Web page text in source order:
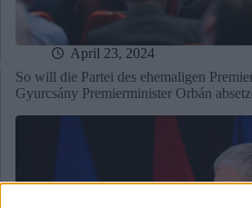
April 23, 2024
So will die Partei des ehemaligen
Gyurcsány Premierminister Orbán